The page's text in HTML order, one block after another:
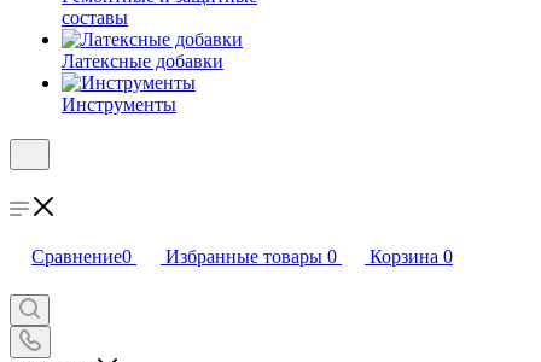
составы
Латексные добавки
Инструменты
Сравнение0 Избранные товары 0 Корзина 0